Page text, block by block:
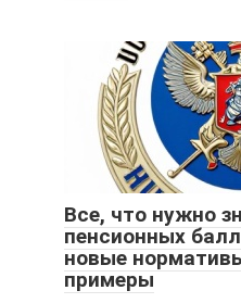
Все, что нужно
пенсионных
новые
примеры